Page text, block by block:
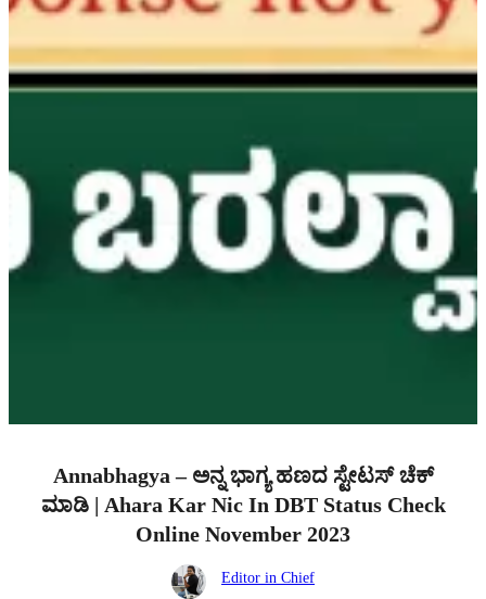
Annabhagya – ಅನ್ನ ಭಾಗ್ಯ ಹಣದ ಸ್ಟೇಟಸ್ ಚೆಕ್
ಮಾಡಿ | Ahara Kar Nic In DBT Status Check
Online November 2023
Editor in Chief